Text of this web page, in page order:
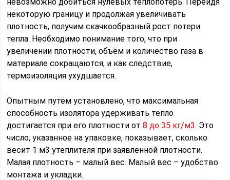
некоторую границу и продолжая увеличивать
плотность, получим скачкообразный рост потери
тепла. Необходимо понимание того, что при
увеличении плотности, объём и количество газа в
материале сокращаются, и как следствие,
термоизоляция ухудшается.
Опытным путём установлено, что максимальная
способность изолятора удерживать тепло
достигается при его плотности от8 до 35 кг/м3. Это
число, указанное на упаковке, показывает, сколько
весит 1 м3 утеплителя при заявленной плотности.
Малая плотность – малый вес. Малый вес – удобство
монтажа и укладки.